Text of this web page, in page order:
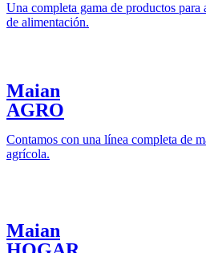
Una completa gama de productos para
de alimentación.
Maian
AGRO
Contamos con una línea completa de
agrícola.
Maian